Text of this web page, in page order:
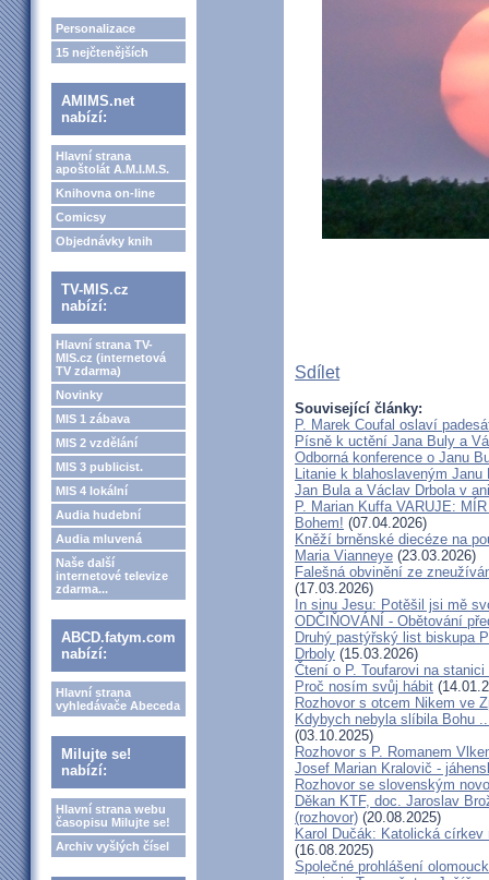
Personalizace
15 nejčtenějších
AMIMS.net
nabízí:
Hlavní strana
apoštolát A.M.I.M.S.
Knihovna on-line
Comicsy
Objednávky knih
TV-MIS.cz
nabízí:
Hlavní strana TV-
MIS.cz (internetová
TV zdarma)
Novinky
MIS 1 zábava
MIS 2 vzdělání
MIS 3 publicist.
MIS 4 lokální
Audia hudební
Audia mluvená
Naše další
internetové televize
zdarma...
ABCD.fatym.com
nabízí:
Hlavní strana
vyhledávače Abeceda
Milujte se!
nabízí:
Hlavní strana webu
časopisu Milujte se!
Archiv vyšlých čísel
Sdílet
Související články:
P. Marek Coufal oslaví
Písně k uctění Jana Buly a
Odborná konference o Janu
Litanie k blahoslaveným
Jan Bula a Václav Drbola v
P. Marian Kuffa VARUJE:
Bohem! (07.04.2026)
Kněží brněnské diecéze na
Maria Vianneye (23.03.2026)
Falešná obvinění ze
(17.03.2026)
In sinu Jesu: Potěšil jsi mě
ODČIŇOVÁNÍ - Obětování
Druhý pastýřský list biskupa
Drboly (15.03.2026)
Čtení o P. Toufarovi na stanici
Proč nosím svůj hábit
Rozhovor s otcem Nikem ve
Kdybych nebyla slíbila Bohu
(03.10.2025)
Rozhovor s P. Romanem
Josef Marian Kralovič -
Rozhovor se slovenským
Děkan KTF, doc. Jaroslav
(rozhovor) (20.08.2025)
Karol Dučák: Katolická
(16.08.2025)
Společné prohlášení